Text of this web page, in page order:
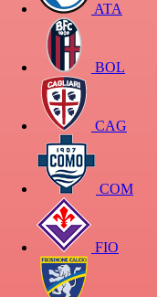
ATA
BOL
CAG
COM
FIO